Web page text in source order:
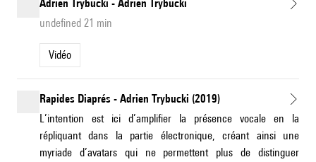
Adrien Trybucki - Adrien Trybucki
undefined 21 min
Vidéo
Rapides Diaprés - Adrien Trybucki (2019)
L’intention est ici d’amplifier la présence vocale en la
répliquant dans la partie électronique, créant ainsi une
myriade d’avatars qui ne permettent plus de distinguer